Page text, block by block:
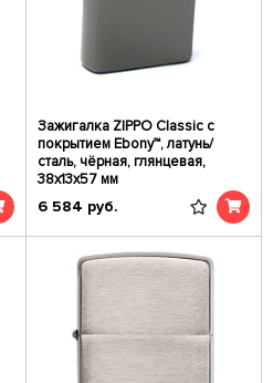
Зажигалка ZIPPO Classic с
покрытием Ebony™, латунь/
сталь, чёрная, глянцевая,
38x13x57 мм
6 584 руб.